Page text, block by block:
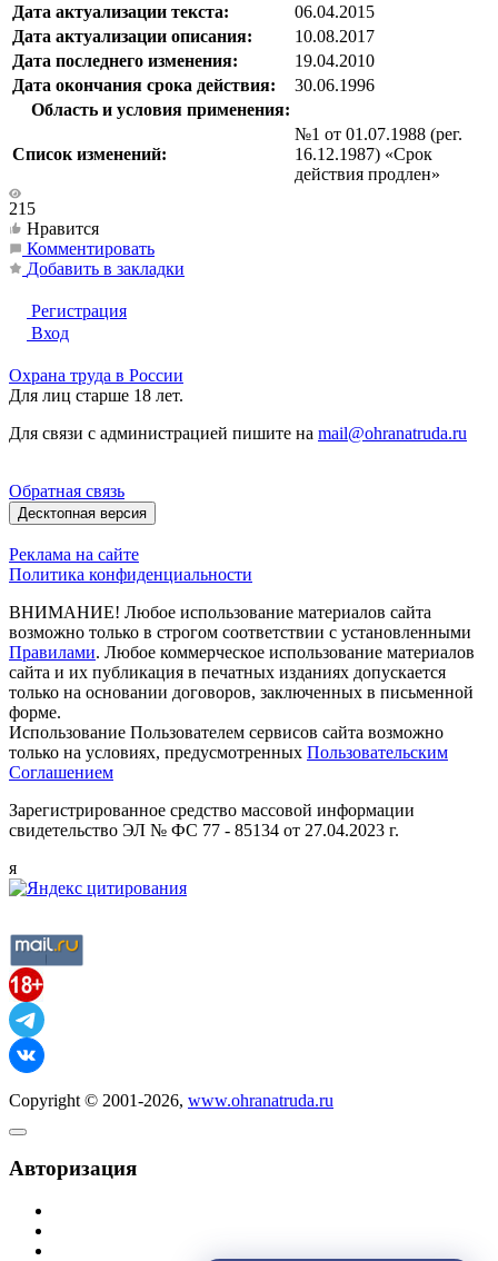
Дата актуализации текста:
06.04.2015
Дата актуализации описания:
10.08.2017
Дата последнего изменения:
19.04.2010
Дата окончания срока действия:
30.06.1996
Область и условия применения:
Список изменений:
№1 от 01.07.1988 (рег.
16.12.1987) «Срок
действия продлен»
215
Нравится
Комментировать
Добавить в закладки
Регистрация
Вход
Охрана труда в России
Для лиц старше 18 лет.
Для связи с администрацией пишите на mail@ohranatruda.ru
Обратная связь
Десктопная версия
Реклама на сайте
Политика конфиденциальности
ВНИМАНИЕ! Любое использование материалов сайта
возможно только в строгом соответствии с установленными
Правилами. Любое коммерческое использование материалов
сайта и их публикация в печатных изданиях допускается
только на основании договоров, заключенных в письменной
форме.
Использование Пользователем сервисов сайта возможно
только на условиях, предусмотренных Пользовательским
Соглашением
Зарегистрированное средство массовой информации
свидетельство ЭЛ № ФС 77 - 85134 от 27.04.2023 г.
я
Copyright © 2001-2026, www.ohranatruda.ru
Авторизация